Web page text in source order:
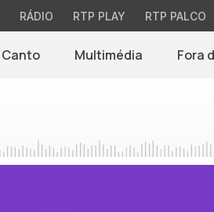
RÁDIO RTP PLAY RTP PALCO
Canto Multimédia Fora